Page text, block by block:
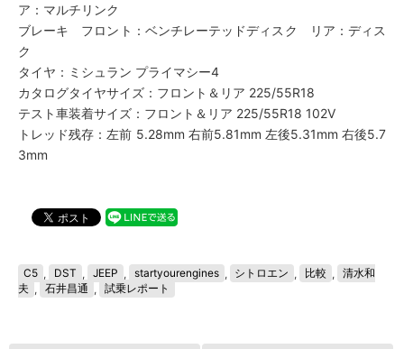
ア：マルチリンク
ブレーキ フロント：ベンチレーテッドディスク リア：ディス
ク
タイヤ：ミシュラン プライマシー4
カタログタイヤサイズ：フロント＆リア 225/55R18
テスト車装着サイズ：フロント＆リア 225/55R18 102V
トレッド残存：左前 5.28mm 右前5.81mm 左後5.31mm 右後5.7
3mm
C5 , DST , JEEP , startyourengines , シトロエン , 比較 ,
清水和
夫 , 石井昌通 , 試乗レポート